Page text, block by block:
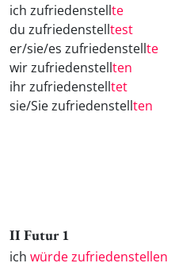
ich zufriedenstellte
du zufriedenstelltest
er/sie/es zufriedenstellte
wir zufriedenstellten
ihr zufriedenstelltet
sie/Sie zufriedenstellten
II Futur 1
ich würde zufriedenstellen